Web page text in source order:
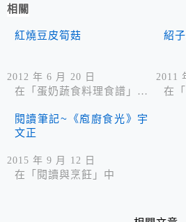
相關
紅燒豆皮筍菇
2012 年 6 月 20 日
在「蛋奶蔬食料理食譜」中
紹
2011
在
閱讀筆記~《庖廚食光》宇
文正
2015 年 9 月 12 日
在「閱讀與烹飪」中